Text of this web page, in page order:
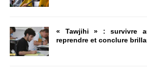
« Tawjihi » : survivre
reprendre et conclure